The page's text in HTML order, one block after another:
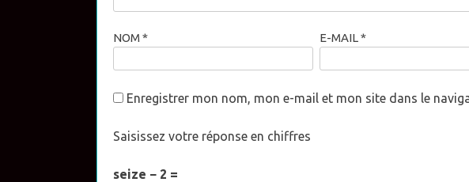
NOM * E-MAIL*
Enregistrer mon nom, mon e-mail et mon site dans le
Saisissez votre réponse en chiffres
seize − 2 =